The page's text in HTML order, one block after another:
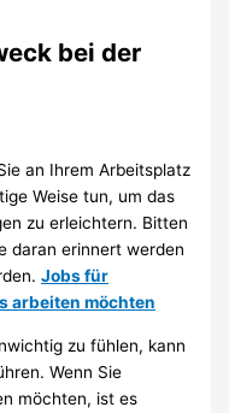
bei der
an Ihrem Arbeitsplatz
Weise tun, um das
zu erleichtern. Bitten
daran erinnert werden
Jobs für
arbeiten möchten
zu fühlen, kann
Wenn Sie
möchten, ist es